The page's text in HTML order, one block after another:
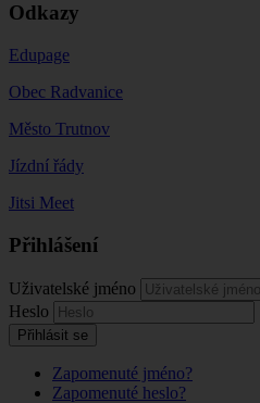
Odkazy
Edupage
Obec Radvanice
Město Trutnov
Jízdní řády
Jitsi Meet
Přihlášení
Uživatelské jméno
Heslo
Přihlásit se
Zapomenuté jméno?
Zapomenuté heslo?